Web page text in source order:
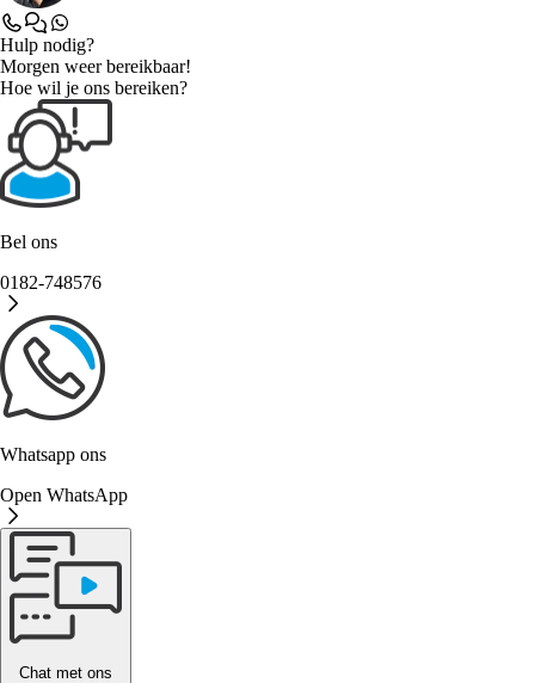
Hulp nodig?
Morgen weer bereikbaar!
Hoe wil je ons bereiken?
Bel ons
0182-748576
Whatsapp ons
Open WhatsApp
Chat met ons